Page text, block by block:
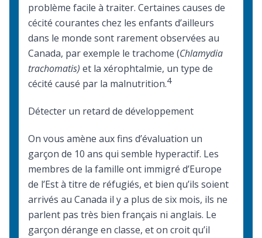
problème facile à traiter. Certaines causes de
cécité courantes chez les enfants d’ailleurs
dans le monde sont rarement observées au
Canada, par exemple le trachome (Chlamydia
trachomatis) et la xérophtalmie, un type de
cécité causé par la malnutrition.4
Détecter un retard de développement
On vous amène aux fins d’évaluation un
garçon de 10 ans qui semble hyperactif. Les
membres de la famille ont immigré d’Europe
de l’Est à titre de réfugiés, et bien qu’ils soient
arrivés au Canada il y a plus de six mois, ils ne
parlent pas très bien français ni anglais. Le
garçon dérange en classe, et on croit qu’il